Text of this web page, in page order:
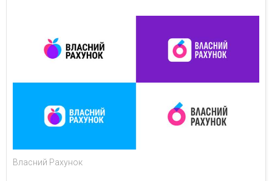
Власний Рахунок